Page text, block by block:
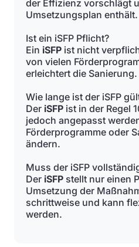
der Effizienz vorschlägt
Umsetzungsplan enthält.
Ist ein iSFP Pflicht?
Ein iSFP ist nicht
von vielen
erleichtert die Sanierung.
Wie lange ist der iSFP
Der iSFP ist in der Regel
jedoch angepasst
Förderprogramme oder
ändern.
Muss der iSFP
Der iSFP stellt nur einen
Umsetzung der
schrittweise und kann
werden.